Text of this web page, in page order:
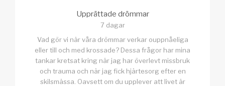
Upprättade drömmar
7 dagar
Vad gör vi när våra drömmar verkar ouppnåeliga
eller till och med krossade? Dessa frågor har mina
tankar kretsat kring när jag har överlevt missbruk
och trauma och när jag fick hjärtesorg efter en
skilsmässa. Oavsett om du upplever att livet är